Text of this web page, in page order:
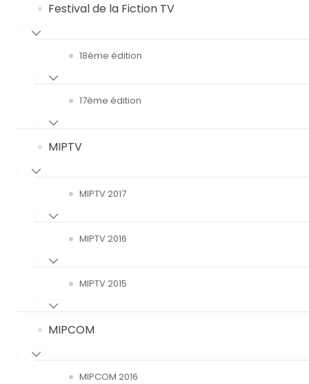
Festival de la Fiction TV
18ème édition
17ème édition
MIPTV
MIPTV 2017
MIPTV 2016
MIPTV 2015
MIPCOM
MIPCOM 2016